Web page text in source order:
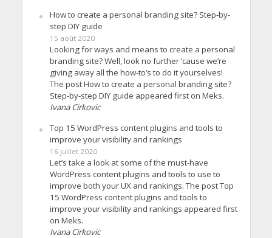
How to create a personal branding site? Step-by-
step DIY guide
15 août 2020
Looking for ways and means to create a personal
branding site? Well, look no further ’cause we’re
giving away all the how-to’s to do it yourselves!
The post How to create a personal branding site?
Step-by-step DIY guide appeared first on Meks.
Ivana Cirkovic
Top 15 WordPress content plugins and tools to
improve your visibility and rankings
16 juillet 2020
Let’s take a look at some of the must-have
WordPress content plugins and tools to use to
improve both your UX and rankings. The post Top
15 WordPress content plugins and tools to
improve your visibility and rankings appeared first
on Meks.
Ivana Cirkovic